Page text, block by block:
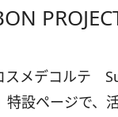
スメデコルテ
特設ページで